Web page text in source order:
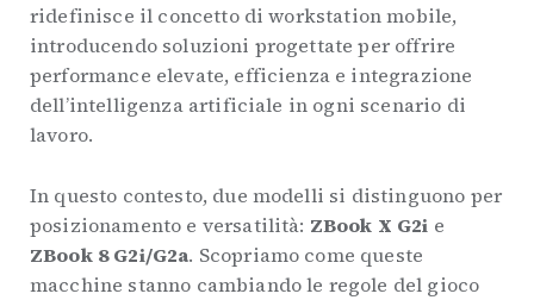
ridefinisce il concetto di workstation mobile,
introducendo soluzioni progettate per offrire
performance elevate, efficienza e integrazione
dell’intelligenza artificiale in ogni scenario di
lavoro.
In questo contesto, due modelli si distinguono per
posizionamento e versatilità: ZBook X G2i e
ZBook 8 G2i/G2a. Scopriamo come queste
macchine stanno cambiando le regole del gioco